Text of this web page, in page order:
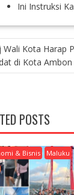
Ini Instruksi
Wali Kota Harap
di Kota Ambon
POSTS
& Bisnis Maluku